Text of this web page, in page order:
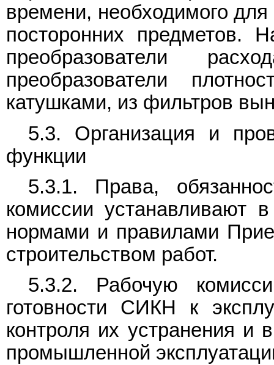
времени, необходимого
посторонних предметов.
преобразователи
преобразователи
катушками, из фильтров
5.3. Организация и
функции
5.3.1. Права,
комиссии устанавливают
нормами и правилами
строительством работ.
5.3.2. Рабочую
готовности СИКН к
контроля их устранения и
промышленной